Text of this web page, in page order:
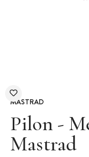
MASTRAD
Pilon -
Mastrad